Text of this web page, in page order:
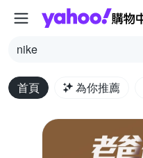
nike
首頁 為你推薦